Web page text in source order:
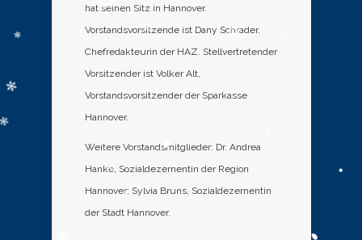
hat seinen Sitz in Hannover.
Vorstandsvorsitzende ist Dany Schrader,
Chefredakteurin der HAZ. Stellvertretender
Vorsitzender ist Volker Alt,
Vorstandsvorsitzender der Sparkasse
Hannover.
Weitere Vorstandsmitglieder: Dr. Andrea
Hanke, Sozialdezernentin der Region
Hannover; Sylvia Bruns, Sozialdezernentin
der Stadt Hannover.